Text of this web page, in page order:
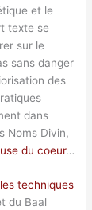
et le
texte se
sur le
sans danger
des
dans
Noms Divin,
du coeur…
les techniques
du Baal